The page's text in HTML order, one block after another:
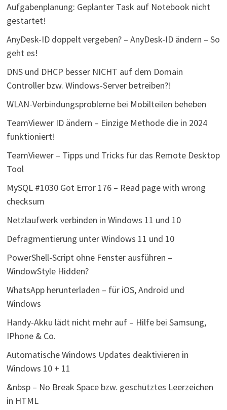
Aufgabenplanung: Geplanter Task auf Notebook nicht
gestartet!
AnyDesk-ID doppelt vergeben? – AnyDesk-ID ändern – So
geht es!
DNS und DHCP besser NICHT auf dem Domain
Controller bzw. Windows-Server betreiben?!
WLAN-Verbindungsprobleme bei Mobilteilen beheben
TeamViewer ID ändern – Einzige Methode die in 2024
funktioniert!
TeamViewer – Tipps und Tricks für das Remote Desktop
Tool
MySQL #1030 Got Error 176 – Read page with wrong
checksum
Netzlaufwerk verbinden in Windows 11 und 10
Defragmentierung unter Windows 11 und 10
PowerShell-Script ohne Fenster ausführen –
WindowStyle Hidden?
WhatsApp herunterladen – für iOS, Android und
Windows
Handy-Akku lädt nicht mehr auf – Hilfe bei Samsung,
IPhone & Co.
Automatische Windows Updates deaktivieren in
Windows 10 + 11
&nbsp – No Break Space bzw. geschütztes Leerzeichen
in HTML